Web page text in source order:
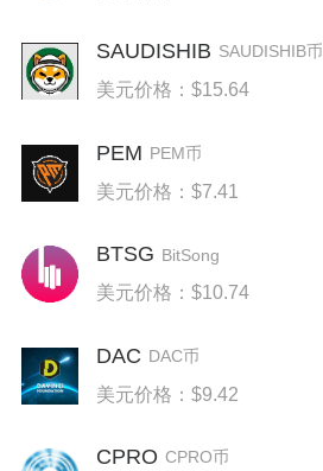
SAUDISHIB SAUDISHIB币
美元价格：$15.64
PEM PEM币
美元价格：$7.41
BTSG BitSong
美元价格：$10.74
DAC DAC币
美元价格：$9.42
CPRO CPRO币